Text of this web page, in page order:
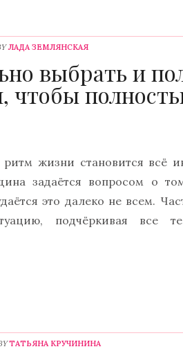
ЛАДА ЗЕМЛЯНСКАЯ
выбрать и
чтобы
жизни становится всё
задаётся вопросом о
это далеко не всем.
подчёркивая все
ТАТЬЯНА КРУЧИНИНА